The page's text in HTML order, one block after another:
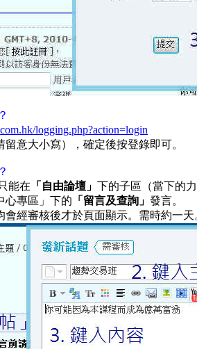
logging.php?action=login
意大小寫），確定後按登錄即可。
能在 「自由論壇」 下的子區（當下的
心專區」下的 「留言及查詢」 發言。
經審核後才於頁面顯示。需時約一天